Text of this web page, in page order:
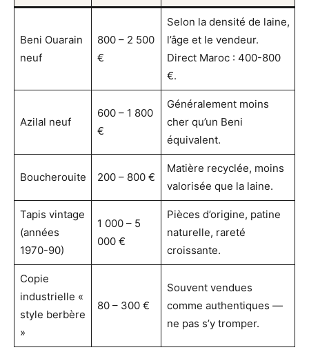
Beni Ouarain
neuf
800 – 2 500
€
Selon la densité de laine,
l’âge et le vendeur.
Direct Maroc : 400-800
€.
Azilal neuf
600 – 1 800
€
Généralement moins
cher qu’un Beni
équivalent.
Boucherouite 200 – 800 €
Matière recyclée, moins
valorisée que la laine.
Tapis vintage
(années
1970-90)
1 000 – 5
000 €
Pièces d’origine, patine
naturelle, rareté
croissante.
Copie
industrielle «
style berbère
»
80 – 300 €
Souvent vendues
comme authentiques —
ne pas s’y tromper.